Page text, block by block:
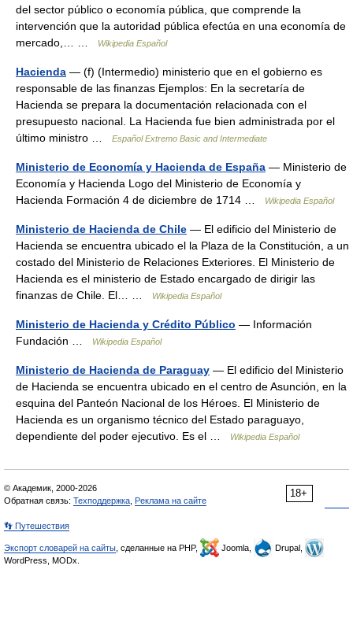
del sector público o economía pública, que comprende la
intervención que la autoridad pública efectúa en una economía de
mercado,… …
Wikipedia Español
Hacienda — (f) (Intermedio) ministerio que en el gobierno es
responsable de las finanzas Ejemplos: En la secretaría de
Hacienda se prepara la documentación relacionada con el
presupuesto nacional. La Hacienda fue bien administrada por el
último ministro …
Español Extremo Basic and Intermediate
Ministerio de Economía y Hacienda de España — Ministerio de
Economía y Hacienda Logo del Ministerio de Economía y
Hacienda Formación 4 de diciembre de 1714 …
Wikipedia Español
Ministerio de Hacienda de Chile — El edificio del Ministerio de
Hacienda se encuentra ubicado el la Plaza de la Constitución, a un
costado del Ministerio de Relaciones Exteriores. El Ministerio de
Hacienda es el ministerio de Estado encargado de dirigir las
finanzas de Chile. El… …
Wikipedia Español
Ministerio de Hacienda y Crédito Público — Información
Fundación …
Wikipedia Español
Ministerio de Hacienda de Paraguay — El edificio del Ministerio
de Hacienda se encuentra ubicado en el centro de Asunción, en la
esquina del Panteón Nacional de los Héroes. El Ministerio de
Hacienda es un organismo técnico del Estado paraguayo,
dependiente del poder ejecutivo. Es el …
Wikipedia Español
18+
© Академик, 2000-2026
Обратная связь: Техподдержка Реклама на сайте
👣 Путешествия
Экспорт словарей на сайты , сделанные на PHP, Joomla,
Drupal,
WordPress, MODx.